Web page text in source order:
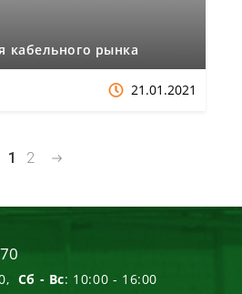
кабельного рынка
21.01.2021
1 2
Сб - Вс: 10:00 - 16:00